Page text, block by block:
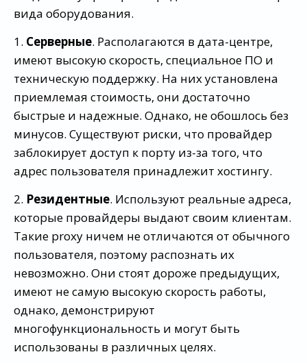
вида оборудования.
1. Серверные. Располагаются в дата-центре,
имеют высокую скорость, специальное ПО и
техническую поддержку. На них установлена
приемлемая стоимость, они достаточно
быстрые и надежные. Однако, не обошлось без
минусов. Существуют риски, что провайдер
заблокирует доступ к порту из-за того, что
адрес пользователя принадлежит хостингу.
2. Резидентные. Используют реальные адреса,
которые провайдеры выдают своим клиентам.
Такие proxy ничем не отличаются от обычного
пользователя, поэтому распознать их
невозможно. Они стоят дороже предыдущих,
имеют не самую высокую скорость работы,
однако, демонстрируют
многофункциональность и могут быть
использованы в различных целях.